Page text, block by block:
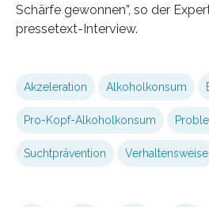
Schärfe gewonnen”, so der
pressetext-Interview.
Akzeleration Alkoholkonsum
Pro-Kopf-Alkoholkonsum
Suchtprävention Verhaltensweise